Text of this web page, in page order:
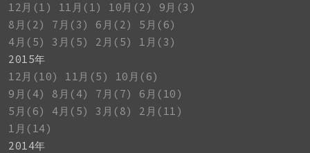
12月(1)
11月(1) 10月(2)
9月(3)
8月(2)
7月(3) 6月(2)
5月(6)
4月(5)
3月(5) 2月(5)
1月(3)
2015年
12月(10)
11月(5)
10月(6)
9月(4)
8月(4) 7月(7)
6月(10)
5月(6)
4月(5) 3月(8)
2月(11)
1月(14)
2014年